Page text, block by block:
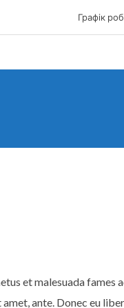
Графік
et malesuada fames
ante. Donec eu